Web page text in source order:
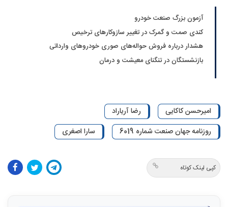
آزمون بزرگ صنعت خودرو
کندی صمت و گمرک در تغییر سازوکارهای ترخیص
هشدار درباره فروش حواله‌های صوری خودروهای وارداتی
بازنشستگان در تنگنای معیشت و درمان
امیرحسن کاکایی
رضا آریا‌راد
روزنامه جهان صنعت شماره 6019
سارا اصغری
کپی لینک کوتاه